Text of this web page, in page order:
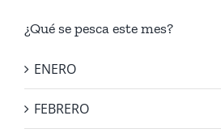
¿Qué se pesca este mes?
ENERO
FEBRERO